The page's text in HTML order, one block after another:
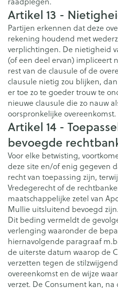
Artikel 13 -
Partijen erkennen dat deze
rekening houdend met
verplichtingen. De nietigheid
(of een deel ervan) impliceert
rest van de clausule of de
clausule nietig zou blijken,
er toe zo te goeder trouw te
nieuwe clausule die zo nauw
oorspronkelijke overeenkomst.
Artikel 14 -
bevoegde
Voor elke betwisting,
deze site en/of enig gegeven
recht van toepassing zijn,
Vredegerecht of de
maatschappelijke zetel van
Mullie uitsluitend bevoegd zijn.
Dit beding vermeldt de
verlenging waaronder de
hiernavolgende paragraaf
de uiterste datum waarop de
verzetten tegen de
overeenkomst en de wijze
verzet. De Consument kan, na